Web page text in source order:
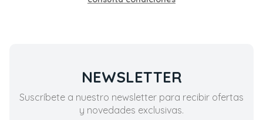
NEWSLETTER
Suscríbete a nuestro newsletter para recibir ofertas
y novedades exclusivas.